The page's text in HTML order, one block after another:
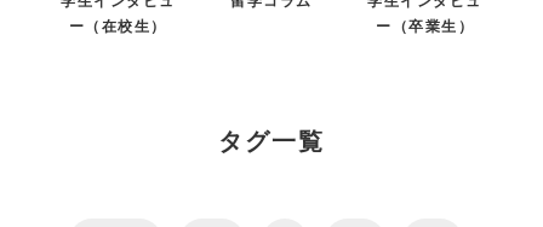
ー（在校生）
ー（卒業生）
タグ一覧